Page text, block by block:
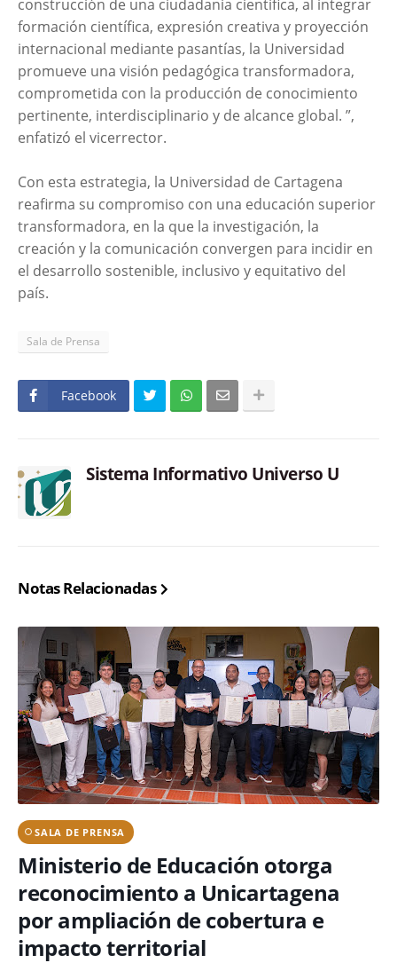
construcción de una ciudadanía científica, al integrar
formación científica, expresión creativa y proyección
internacional mediante pasantías, la Universidad
promueve una visión pedagógica transformadora,
comprometida con la producción de conocimiento
pertinente, interdisciplinario y de alcance global. ”,
enfatizó el vicerrector.
Con esta estrategia, la Universidad de Cartagena
reafirma su compromiso con una educación superior
transformadora, en la que la investigación, la
creación y la comunicación convergen para incidir en
el desarrollo sostenible, inclusivo y equitativo del
país.
Sala de Prensa
Facebook
Sistema Informativo Universo U
Notas Relacionadas
SALA DE PRENSA
Ministerio de Educación otorga
reconocimiento a Unicartagena
por ampliación de cobertura e
impacto territorial